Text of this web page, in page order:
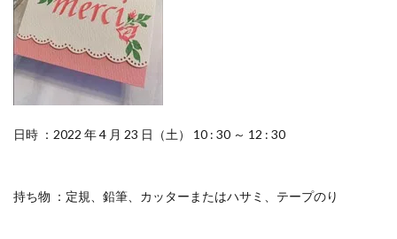
日時 ：2022 年 4 月 23 日（土） 10 : 30 ～ 12 : 30
持ち物 ：定規、鉛筆、カッターまたはハサミ、テープのり